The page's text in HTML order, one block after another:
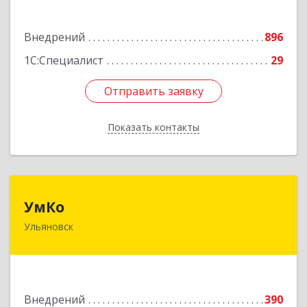
Внедрений
896
1С:Специалист
29
Отправить заявку
Показать контакты
Отправить заявку
Назад
УмКо
Ульяновск
Внедрений
390